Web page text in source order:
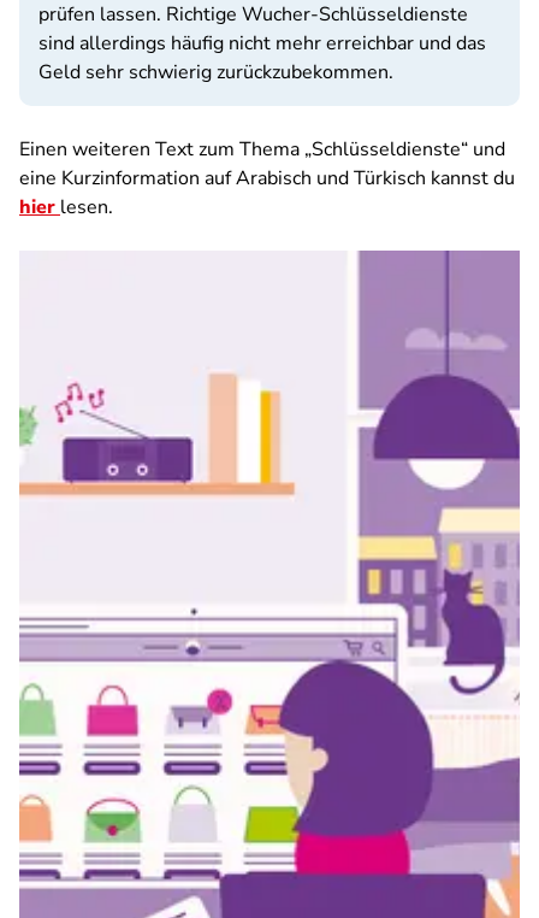
prüfen lassen. Richtige Wucher-Schlüsseldienste
sind allerdings häufig nicht mehr erreichbar und das
Geld sehr schwierig zurückzubekommen.
Einen weiteren Text zum Thema „Schlüsseldienste“ und
eine Kurzinformation auf Arabisch und Türkisch kannst du
hier lesen.